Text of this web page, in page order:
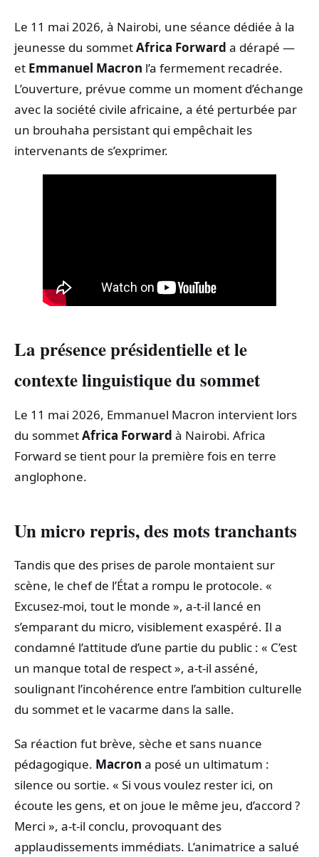
Le 11 mai 2026, à Nairobi, une séance dédiée à la
jeunesse du sommetAfrica Forward a dérapé —
et Emmanuel Macron l’a fermement recadrée.
L’ouverture, prévue comme un moment d’échange
avec la société civile africaine, a été perturbée par
un brouhaha persistant qui empêchait les
intervenants de s’exprimer.
La présence présidentielle et le
contexte linguistique du sommet
Le 11 mai 2026, Emmanuel Macron intervient lors
du sommetAfrica Forward à Nairobi. Africa
Forward se tient pour la première fois en terre
anglophone.
Un micro repris, des mots tranchants
Tandis que des prises de parole montaient sur
scène, le chef de l’État a rompu le protocole. «
Excusez‑moi, tout le monde », a-t‑il lancé en
s’emparant du micro, visiblement exaspéré. Il a
condamné l’attitude d’une partie du public : « C’est
un manque total de respect », a‑t‑il asséné,
soulignant l’incohérence entre l’ambition culturelle
du sommet et le vacarme dans la salle.
Sa réaction fut brève, sèche et sans nuance
pédagogique. Macron a posé un ultimatum :
silence ou sortie. « Si vous voulez rester ici, on
écoute les gens, et on joue le même jeu, d’accord ?
Merci », a‑t‑il conclu, provoquant des
applaudissements immédiats. L’animatrice a salué